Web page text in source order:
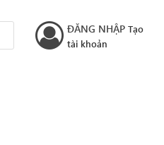
ĐĂNG NHẬP Tạo
tài khoản